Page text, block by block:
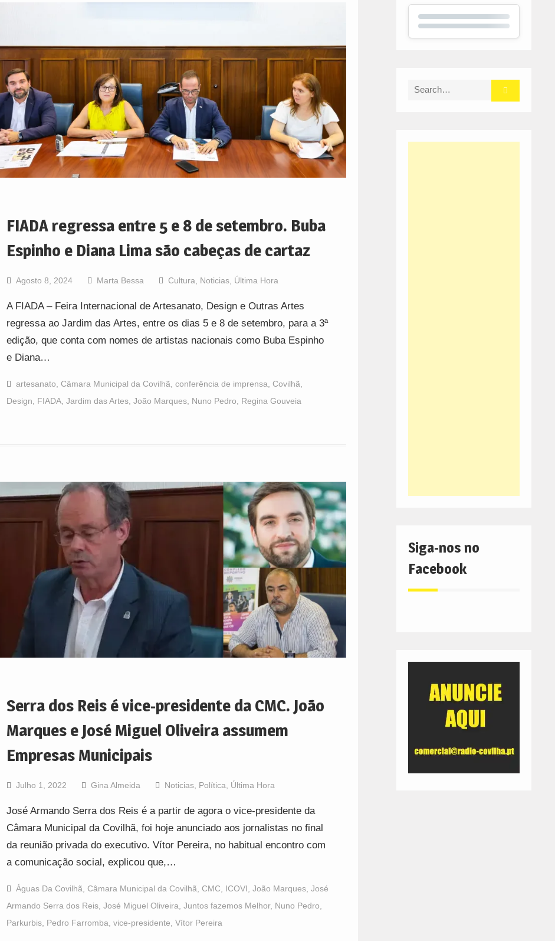
FIADA regressa entre 5 e 8 de setembro. Buba
Espinho e Diana Lima são cabeças de cartaz
Agosto 8, 2024 Marta Bessa Cultura Noticias, Última Hora
A FIADA – Feira Internacional de Artesanato, Design e Outras Artes
regressa ao Jardim das Artes, entre os dias 5 e 8 de setembro, para a 3ª
edição, que conta com nomes de artistas nacionais como Buba Espinho
e Diana…
artesanato Câmara Municipal da Covilhã conferência de imprensa Covilhã
Design
FIADA, Jardim das Artes, João Marques, Nuno Pedro Regina Gouveia
Serra dos Reis é vice-presidente da CMC. João
Marques e José Miguel Oliveira assumem
Empresas Municipais
Julho 1, 2022 Gina Almeida Noticias, Política Última Hora
José Armando Serra dos Reis é a partir de agora o vice-presidente da
Câmara Municipal da Covilhã, foi hoje anunciado aos jornalistas no final
da reunião privada do executivo. Vítor Pereira, no habitual encontro com
a comunicação social, explicou que,…
Águas Da Covilhã Câmara Municipal da Covilhã CMC, ICOVI João Marques, José
Armando Serra dos Reis, José Miguel Oliveira Juntos fazemos Melhor, Nuno Pedro
Parkurbis, Pedro Farromba vice-presidente Vítor Pereira
Search
Siga-nos no
Facebook